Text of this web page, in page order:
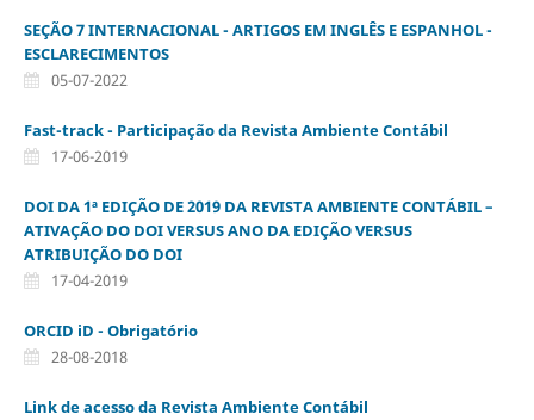
SEÇÃO 7 INTERNACIONAL - ARTIGOS EM INGLÊS E ESPANHOL -
ESCLARECIMENTOS
05-07-2022
Fast-track - Participação da Revista Ambiente Contábil
17-06-2019
DOI DA 1ª EDIÇÃO DE 2019 DA REVISTA AMBIENTE CONTÁBIL –
ATIVAÇÃO DO DOI VERSUS ANO DA EDIÇÃO VERSUS
ATRIBUIÇÃO DO DOI
17-04-2019
ORCID iD - Obrigatório
28-08-2018
Link de acesso da Revista Ambiente Contábil